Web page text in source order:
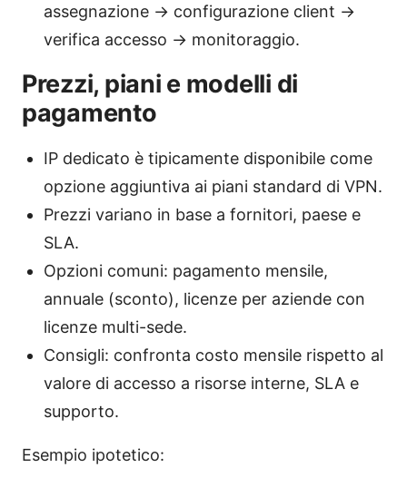
assegnazione → configurazione client →
verifica accesso → monitoraggio.
Prezzi, piani e modelli di
pagamento
IP dedicato è tipicamente disponibile come
opzione aggiuntiva ai piani standard di VPN.
Prezzi variano in base a fornitori, paese e
SLA.
Opzioni comuni: pagamento mensile,
annuale (sconto), licenze per aziende con
licenze multi-sede.
Consigli: confronta costo mensile rispetto al
valore di accesso a risorse interne, SLA e
supporto.
Esempio ipotetico: